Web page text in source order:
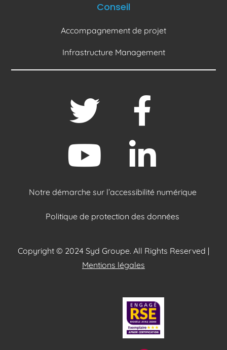
Conseil
Accompagnement de projet
Infrastructure Management
Notre démarche sur l’accessibilité numérique
Politique de protection des données
Copyright © 2024 Syd Groupe. All Rights Reserved |
Mentions légales